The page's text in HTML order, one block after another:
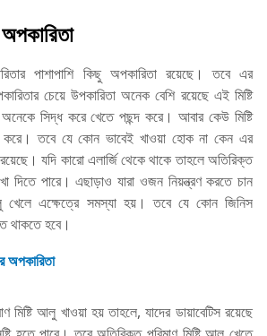
পাশাপাশি কিছু অপকারিতা রয়েছে। তবে এর
চেয়ে উপকারিতা অনেক বেশি রয়েছে এই মিষ্টি
সিদ্ধ করে খেতে পছন্দ করে। আবার কেউ মিষ্টি
তবে যে কোন ভাবেই খাওয়া হোক না কেন এর
যদি কারো এলার্জি থেকে থাকে তাহলে অতিরিক্ত
দিতে পারে। এছাড়াও যারা ওজন নিয়ন্ত্রণ করতে চান
খেলে এক্ষেত্রে সমস্যা হয়। তবে যে কোন জিনিস
থাকতে হবে।
অপকারিতা
মিষ্টি আলু খাওয়া হয় তাহলে, যাদের ডায়াবেটিস রয়েছে